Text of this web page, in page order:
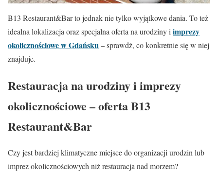
B13 Restaurant&Bar to jednak nie tylko wyjątkowe dania. To też
idealna lokalizacja oraz specjalna oferta na urodziny i imprezy
okolicznościowe w Gdańsku– sprawdź, co konkretnie się w niej
znajduje.
Restauracja na urodziny i imprezy
okolicznościowe – oferta B13
Restaurant&Bar
Czy jest bardziej klimatyczne miejsce do organizacji urodzin lub
imprez okolicznościowych niż restauracja nad morzem?